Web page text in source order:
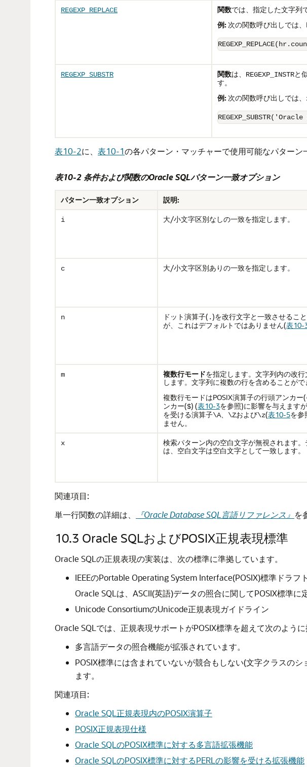
REGEXP_REPLACE 関数では、指定した文字列
例: 次の関数呼び出しでは、
REGEXP_SUBSTR 関数は、 REGEXP_INSTRと
す。
例: 次の関数呼び出しでは、
表10-2に、 表10-1の各パターン・マッチャーで使用可能なパターン
表10-2 条件および関数のOracle SQLパターン一致オプション
パターン一致オプション 説明:
i 大/小文字区別なしの一致を指定します。
c 大/小文字区別ありの一致を指定します。
n ドット演算子( .)を改行文字と一致させるこ
が、これはデフォルトではありません(表10-
m 複数行モードを指定します。文字列内の改
します。文字列に複数の行を含めることがで
複数行モードはPOSIX演算子の行頭アンカー(
ンカー($) (表10-3を参照)に影響を与えます
を受ける演算子\A、 \Zおよび\z(表10-5を参
ません。
x
検索パターン内の空白文字が無視されます
は、空白文字は空白文字として一致します。
関連項目:
単一行関数の詳細は、
『Oracle Database SQL言語リファレンス』 を
10.3 Oracle SQLおよびPOSIX正規表現標準
Oracle SQLの正規表現の実装は、次の標準に準拠しています。
IEEEのPortable Operating System Interface(POSIX)標準ドラ
Oracle SQLは、ASCII(英語)データの照合に関してPOSIX標準
Unicode ConsortiumのUnicode正規表現ガイドライン
Oracle SQLでは、正規表現サポートがPOSIX標準を超えて次のように
多言語データの照合機能が拡張されています。
POSIX標準には含まれていないが競合もしない(文字クラスの
ます。
関連項目:
Oracle SQL正規表現内のPOSIX演算子
POSIX正規表現仕様
Oracle SQLのPOSIX標準に対する多言語拡張機能
Oracle SQLのPOSIX標準に対するPERLの影響を受ける拡張機能